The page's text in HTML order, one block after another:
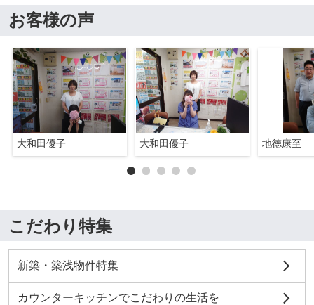
お客様の声
大和田優子 大和田優子 地徳康至
こだわり特集
新築・築浅物件特集
カウンターキッチンでこだわりの生活を